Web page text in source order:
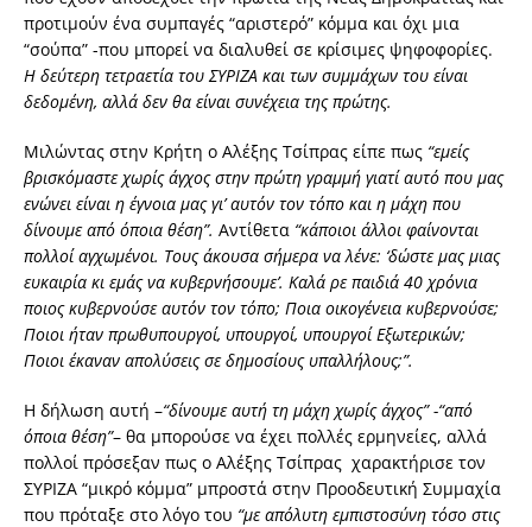
προτιμούν ένα συμπαγές “αριστερό” κόμμα και όχι μια
“σούπα” -που μπορεί να διαλυθεί σε κρίσιμες ψηφοφορίες.
Η δεύτερη τετραετία του ΣΥΡΙΖΑ και των συμμάχων του είναι
δεδομένη, αλλά δεν θα είναι συνέχεια της πρώτης.
Μιλώντας στην Κρήτη ο Αλέξης Τσίπρας είπε πως “εμείς
βρισκόμαστε χωρίς άγχος στην πρώτη γραμμή γιατί αυτό που μας
ενώνει είναι η έγνοια μας γι’ αυτόν τον τόπο και η μάχη που
δίνουμε από όποια θέση”. Αντίθετα “κάποιοι άλλοι φαίνονται
πολλοί αγχωμένοι. Τους άκουσα σήμερα να λένε: ‘δώστε μας μιας
ευκαιρία κι εμάς να κυβερνήσουμε’. Καλά ρε παιδιά 40 χρόνια
ποιος κυβερνούσε αυτόν τον τόπο; Ποια οικογένεια κυβερνούσε;
Ποιοι ήταν πρωθυπουργοί, υπουργοί, υπουργοί Εξωτερικών;
Ποιοι έκαναν απολύσεις σε δημοσίους υπαλλήλους;”.
Η δήλωση αυτή –“δίνουμε αυτή τη μάχη χωρίς άγχος” -“από
όποια θέση”– θα μπορούσε να έχει πολλές ερμηνείες, αλλά
πολλοί πρόσεξαν πως ο Αλέξης Τσίπρας χαρακτήρισε τον
ΣΥΡΙΖΑ “μικρό κόμμα” μπροστά στην Προοδευτική Συμμαχία
που πρόταξε στο λόγο του “με απόλυτη εμπιστοσύνη τόσο στις